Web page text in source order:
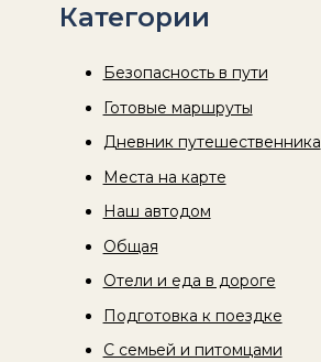
Категории
Безопасность в пути
Готовые маршруты
Дневник путешественника
Места на карте
Наш автодом
Общая
Отели и еда в дороге
Подготовка к поездке
С семьей и питомцами